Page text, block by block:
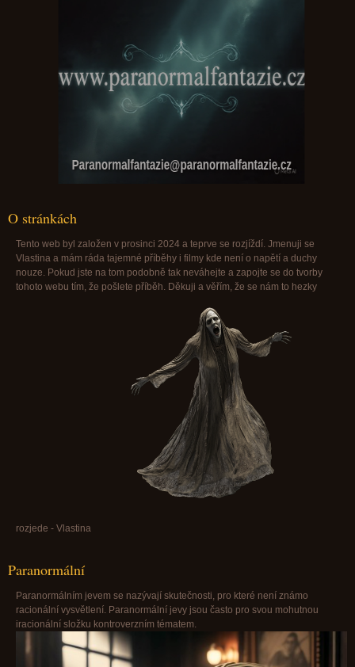
Paranormalfantazie@paranormalfantazie.cz
O stránkách
Tento web byl založen v prosinci 2024 a teprve se rozjíždí. Jmenuji se
Vlastina a mám ráda tajemné příběhy i filmy kde není o napětí a duchy
nouze. Pokud jste na tom podobně tak neváhejte a zapojte se do tvorby
tohoto webu tím, že pošlete příběh. Děkuji a věřím, že se nám to hezky
rozjede - Vlastina
Paranormální
Paranormálním jevem se nazývají skutečnosti, pro které není známo
racionální vysvětlení. Paranormální jevy jsou často pro svou mohutnou
iracionální složku kontroverzním tématem.